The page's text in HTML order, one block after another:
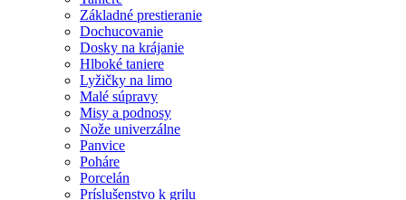
Základné prestieranie
Dochucovanie
Dosky na krájanie
Hlboké taniere
Lyžičky na limo
Malé súpravy
Misy a podnosy
Nože univerzálne
Panvice
Poháre
Porcelán
Príslušenstvo k grilu